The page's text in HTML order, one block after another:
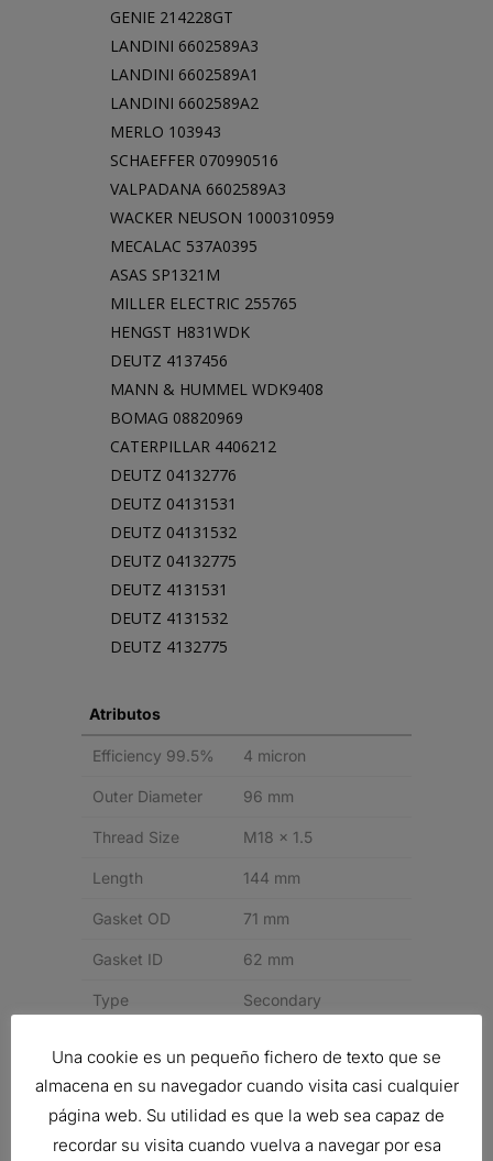
GENIE 214228GT
LANDINI 6602589A3
LANDINI 6602589A1
LANDINI 6602589A2
MERLO 103943
SCHAEFFER 070990516
VALPADANA 6602589A3
WACKER NEUSON 1000310959
MECALAC 537A0395
ASAS SP1321M
MILLER ELECTRIC 255765
HENGST H831WDK
DEUTZ 4137456
MANN & HUMMEL WDK9408
BOMAG 08820969
CATERPILLAR 4406212
DEUTZ 04132776
DEUTZ 04131531
DEUTZ 04131532
DEUTZ 04132775
DEUTZ 4131531
DEUTZ 4131532
DEUTZ 4132775
Atributos
Efficiency 99.5% 4 micron
Outer Diameter 96 mm
Thread Size M18 x 1.5
Length 144 mm
Gasket OD 71 mm
Gasket ID 62 mm
Type Secondary
Media Type Cellulose, Meltblown
Price Type F
Una cookie es un pequeño fichero de texto que se
almacena en su navegador cuando visita casi cualquier
página web. Su utilidad es que la web sea capaz de
recordar su visita cuando vuelva a navegar por esa